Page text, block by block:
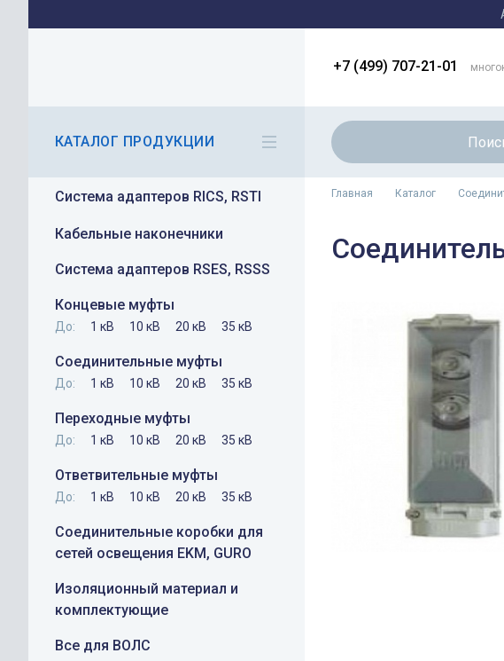
+7 (499) 707-21-01
КАТАЛОГ ПРОДУКЦИИ
Система адаптеров RICS, RSTI
Кабельные наконечники
Система адаптеров RSES, RSSS
Концевые муфты
До: 1 кВ 10 кВ 20 кВ 35 кВ
Соединительные муфты
До: 1 кВ 10 кВ 20 кВ 35 кВ
Переходные муфты
До: 1 кВ 10 кВ 20 кВ 35 кВ
Ответвительные муфты
До: 1 кВ 10 кВ 20 кВ 35 кВ
Соединительные коробки для
сетей освещения EKM, GURO
Изоляционный материал и
комплектующие
Все для ВОЛС
Главная Каталог